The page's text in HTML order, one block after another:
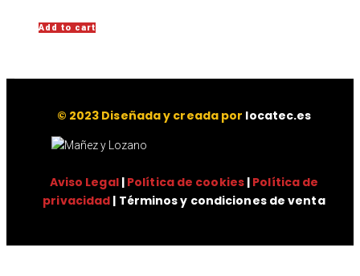
Add to cart
© 2023 Diseñada y creada por locatec.es
Aviso Legal| Política de cookies| Política de
privacidad | Términos y condiciones de venta